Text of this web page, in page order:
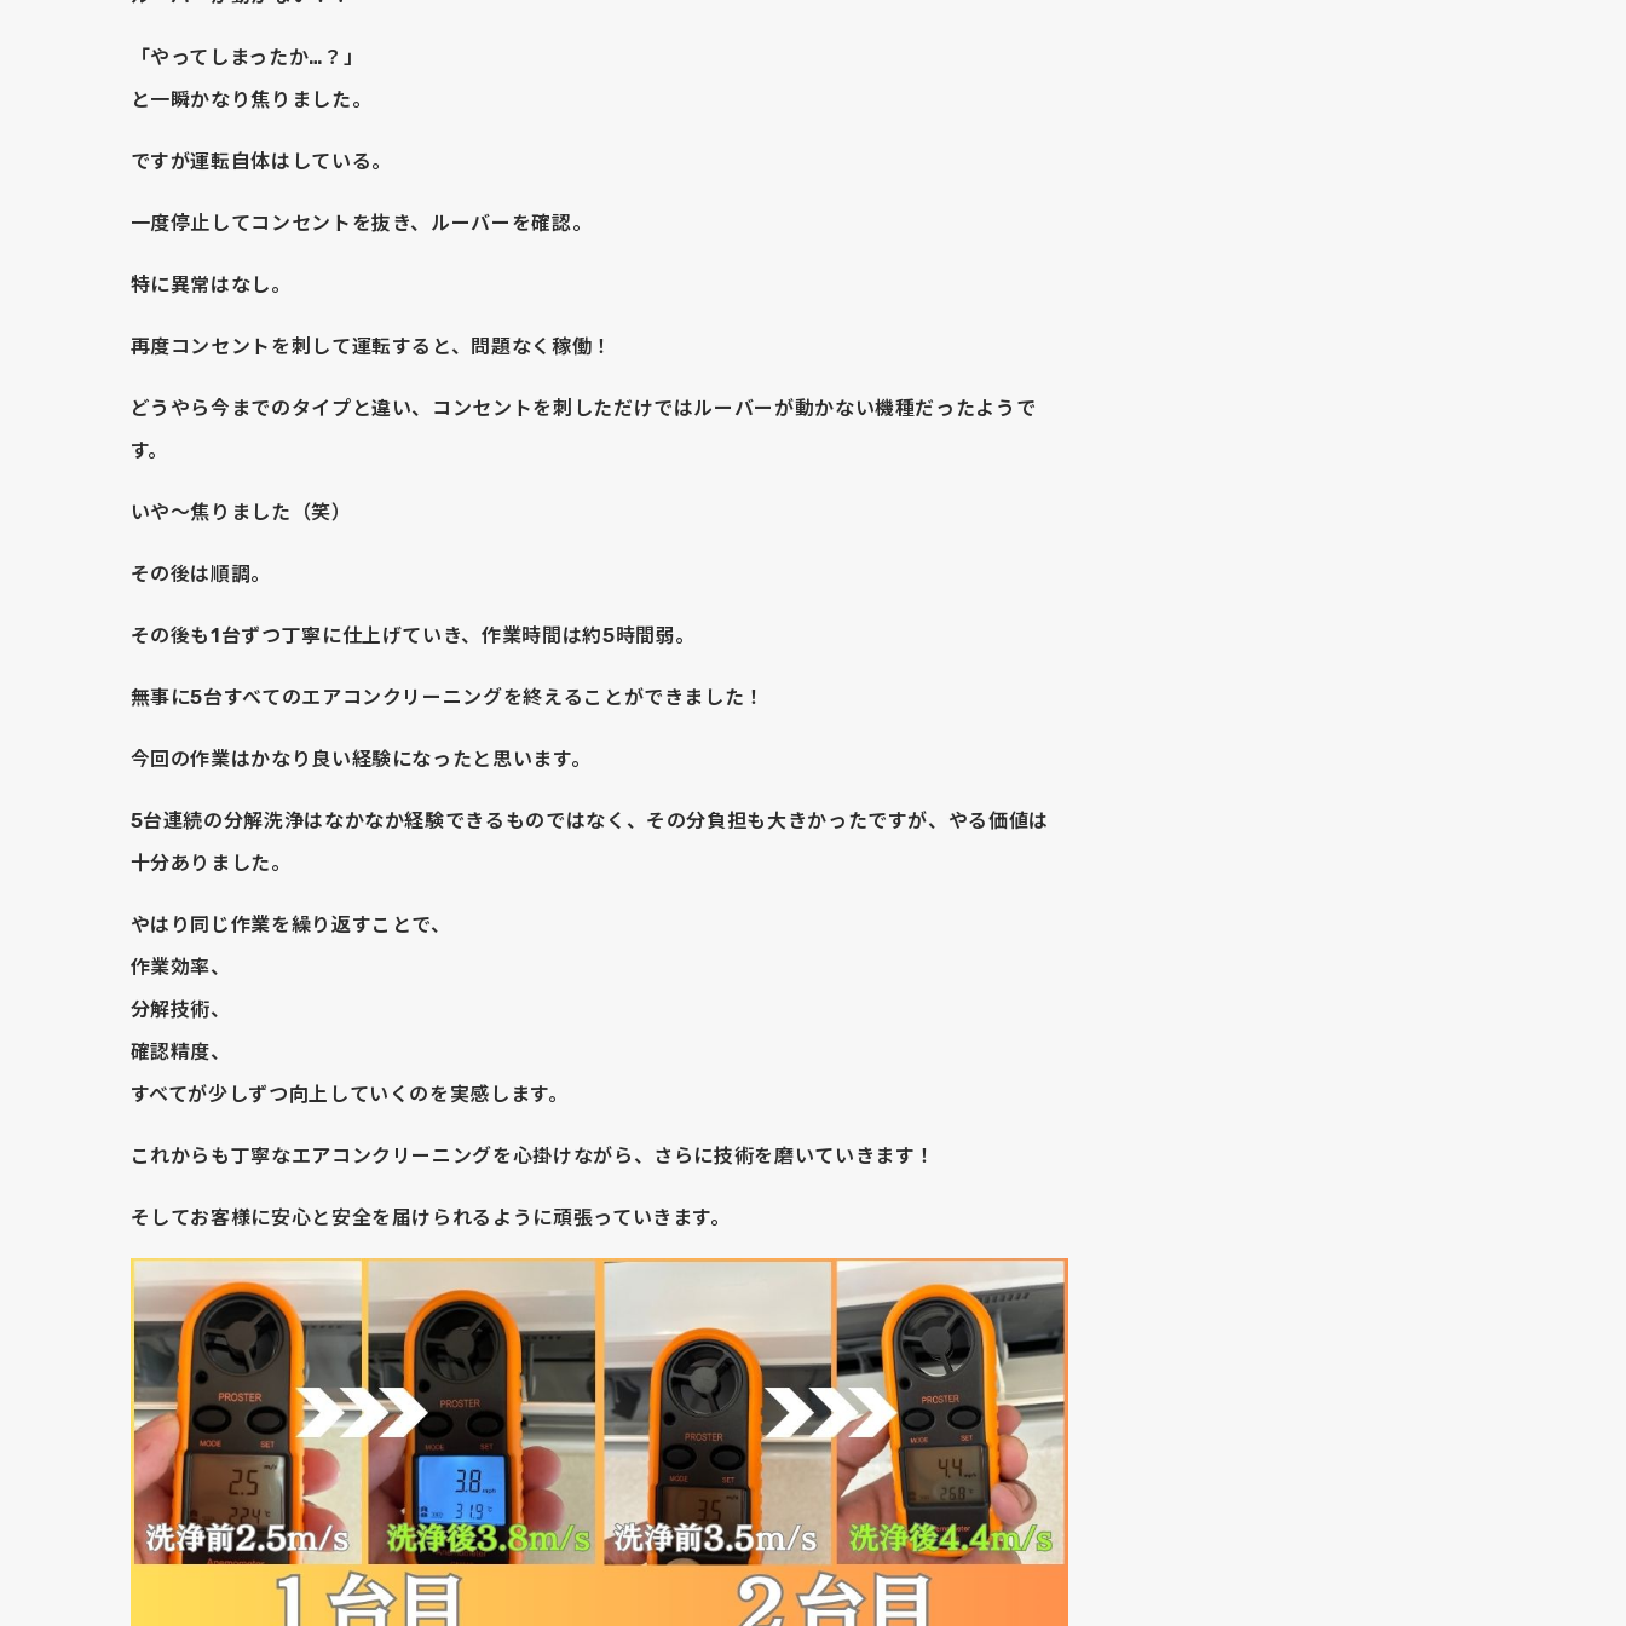
「やってしまったか…？」
と一瞬かなり焦りました。
ですが運転自体はしている。
一度停止してコンセントを抜き、ルーバーを確認。
特に異常はなし。
再度コンセントを刺して運転すると、問題なく稼働！
どうやら今までのタイプと違い、コンセントを刺しただけではルーバーが動かない機種だったようで
す。
いや〜焦りました（笑）
その後は順調。
その後も1台ずつ丁寧に仕上げていき、作業時間は約5時間弱。
無事に5台すべてのエアコンクリーニングを終えることができました！
今回の作業はかなり良い経験になったと思います。
5台連続の分解洗浄はなかなか経験できるものではなく、その分負担も大きかったですが、やる価値は
十分ありました。
やはり同じ作業を繰り返すことで、
作業効率、
分解技術、
確認精度、
すべてが少しずつ向上していくのを実感します。
これからも丁寧なエアコンクリーニングを心掛けながら、さらに技術を磨いていきます！
そしてお客様に安心と安全を届けられるように頑張っていきます。